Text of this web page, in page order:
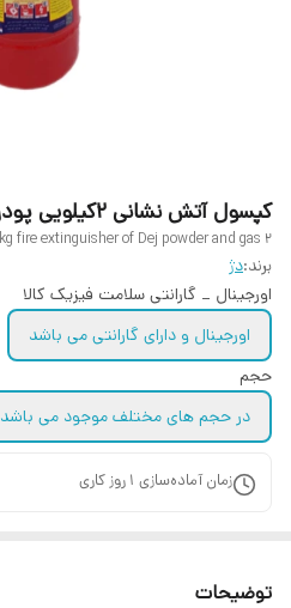
کپسول آتش نشانی ۲کیلویی پودروگاز دژ
2 kg fire extinguisher of Dej powder and gas
برند:دژ
اورجینال _ گارانتی سلامت فیزیک کالا
اورجینال و دارای گارانتی می باشد
حجم
در حجم های مختلف موجود می باشد
زمان آماده‌سازی 1 روز کاری
توضیحات